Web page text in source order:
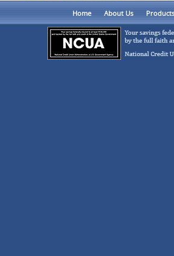
Home About Us Products